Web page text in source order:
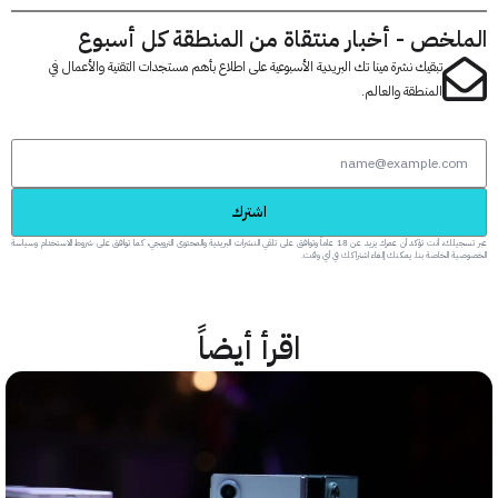
- أخبار منتقاة من المنطقة كل أسبوع
تبقيك نشرة مينا تك البريدية الأسبوعية على اطلاع بأهم مستجدات التقنية والأعمال في
المنطقة والعالم.
عبر تسجيلك، أنت تؤكد أن عمرك يزيد عن 18 عاماً وتوافق على تلقي النشرات البريدية والمحتوى الترويجي، كما توافق على شروط الاستخدام وسياسة
الخاصة بنا. يمكنك إلغاء اشتراكك في أي وقت.
اقرأ أيضاً